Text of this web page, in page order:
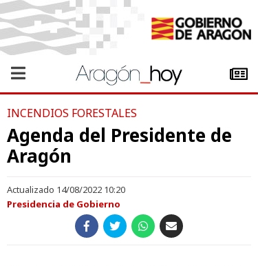
INCENDIOS FORESTALES
Agenda del Presidente de
Aragón
Actualizado 14/08/2022 10:20
Presidencia de Gobierno